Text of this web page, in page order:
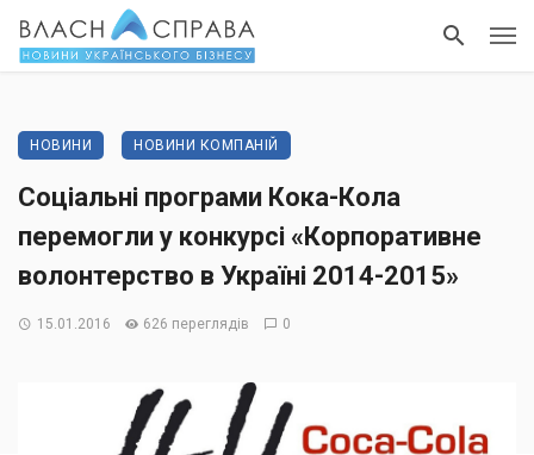
НОВИНИ НОВИНИ КОМПАНІЙ
Соціальні програми Кока-Кола
перемогли у конкурсі «Корпоративне
волонтерство в Україні 2014-2015»
15.01.2016 626 переглядів 0